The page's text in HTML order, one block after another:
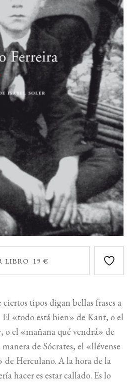
BUSCAR
LISTA DE LIBROS
LIBRO 19 €
tipos digan bellas frases a
El «todo está bien» de Kant, o el
o el «mañana qué vendrá» de
de Sócrates, el «llévense
de Herculano. A la hora de la
hacer es estar callado. Es lo